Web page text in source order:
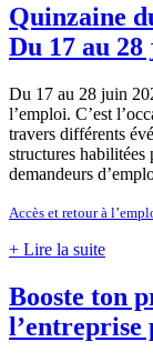
Quinzaine
Du 17 au
Du 17 au 28 juin
l’emploi. C’est
travers différents
structures
demandeurs
Accès et retour à
+ Lire la suite
Booste ton
l’entreprise